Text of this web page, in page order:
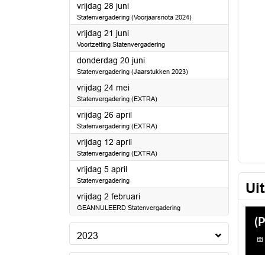
vrijdag 28 juni2024
Statenvergadering (Voorjaarsnota 2024)
vrijdag 21 juni2024
Voortzetting Statenvergadering
donderdag 20 juni2024
Statenvergadering (Jaarstukken 2023)
vrijdag 24 mei2024
Statenvergadering (EXTRA)
vrijdag 26 april2024
Statenvergadering (EXTRA)
vrijdag 12 april2024
Statenvergadering (EXTRA)
vrijdag 5 april2024
Statenvergadering
vrijdag 2 februari2024
GEANNULEERD Statenvergadering
2023